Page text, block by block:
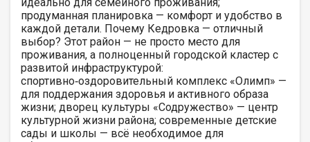
продуманная планировка — комфорт и удобство в
каждой детали. Почему Кедровка — отличный
выбор? Этот район — не просто место для
проживания, а полноценный городской кластер с
развитой инфраструктурой:
спортивно‑оздоровительный комплекс «Олимп» —
для поддержания здоровья и активного образа
жизни; дворец культуры «Содружество» — центр
культурной жизни района; современные детские
сады и школы — всё необходимое для